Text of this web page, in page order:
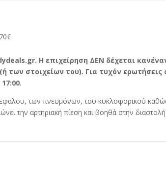
Η επιχείρηση ΔΕΝ δέχεται
στοιχείων του). Για τυχόν ερωτήσεις
των πνευμόνων, του κυκλοφορικού
την αρτηριακή πίεση και βοηθά στην